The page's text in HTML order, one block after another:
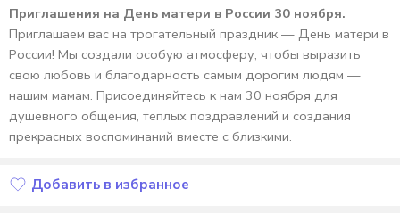
Приглашения на День матери в России 30 ноября.
Приглашаем вас на трогательный праздник — День матери в
России! Мы создали особую атмосферу, чтобы выразить
свою любовь и благодарность самым дорогим людям —
нашим мамам. Присоединяйтесь к нам 30 ноября для
душевного общения, теплых поздравлений и создания
прекрасных воспоминаний вместе с близкими.
Добавить в избранное